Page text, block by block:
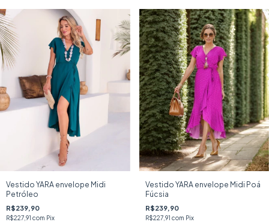
Vestido YARA envelope Midi
Petróleo
R$239,90
R$227,91 com Pix
Vestido YARA envelope Midi Poá
Fúcsia
R$239,90
R$227,91 com Pix